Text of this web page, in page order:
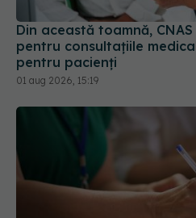
01 aug 2026, 15:19